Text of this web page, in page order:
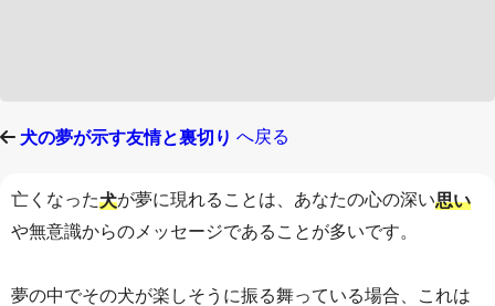
犬の夢が示す友情と裏切り へ戻る
亡くなった犬が夢に現れることは、あなたの心の深い思い
や無意識からのメッセージであることが多いです。
夢の中でその犬が楽しそうに振る舞っている場合、これは